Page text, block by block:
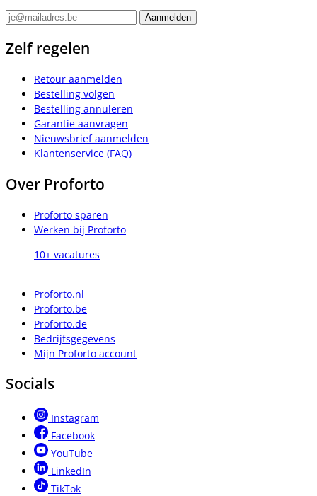
Zelf regelen
Retour aanmelden
Bestelling volgen
Bestelling annuleren
Garantie aanvragen
Nieuwsbrief aanmelden
Klantenservice (FAQ)
Over Proforto
Proforto sparen
Werken bij Proforto
10+ vacatures
Proforto.nl
Proforto.be
Proforto.de
Bedrijfsgegevens
Mijn Proforto account
Socials
Instagram
Facebook
YouTube
LinkedIn
TikTok